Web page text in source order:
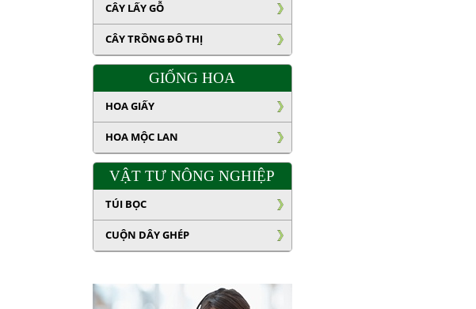
CÂY LẤY GỖ
CÂY TRỒNG ĐÔ THỊ
GIỐNG HOA
HOA GIẤY
HOA MỘC LAN
VẬT TƯ NÔNG NGHIỆP
TÚI BỌC
CUỘN DÂY GHÉP